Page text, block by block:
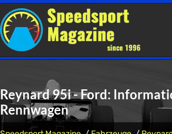
Reynard 95i - Ford:
Rennwagen